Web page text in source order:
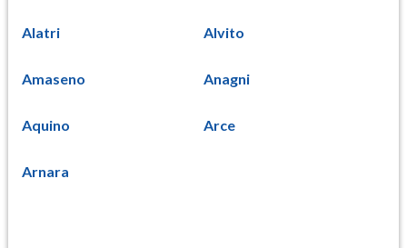
Alatri Alvito
Amaseno Anagni
Aquino Arce
Arnara